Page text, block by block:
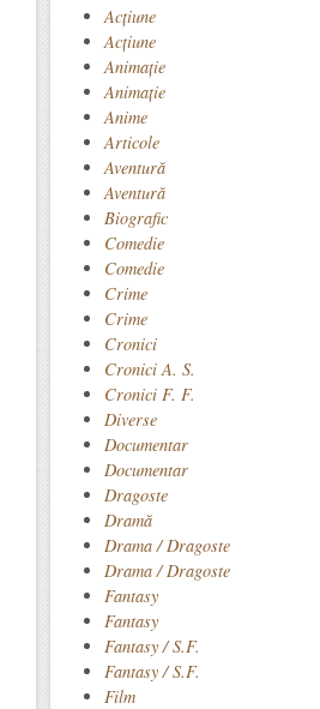
Acţiune
Acțiune
Animaţie
Animație
Anime
Articole
Aventură
Aventură
Biografic
Comedie
Comedie
Crime
Crime
Cronici
Cronici A. S.
Cronici F. F.
Diverse
Documentar
Documentar
Dragoste
Dramă
Drama / Dragoste
Drama / Dragoste
Fantasy
Fantasy
Fantasy / S.F.
Fantasy / S.F.
Film